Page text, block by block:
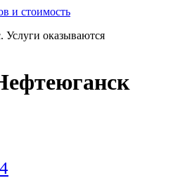
и стоимость
оказываются